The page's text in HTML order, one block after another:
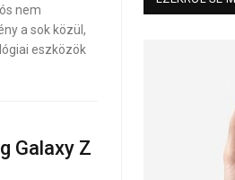
nem
a sok közül,
eszközök
Galaxy Z